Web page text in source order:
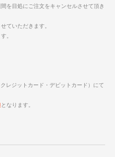
を目処にご注文をキャンセルさせて頂き
ていただきます。
。
レジットカード・デビットカード）にて
となります。